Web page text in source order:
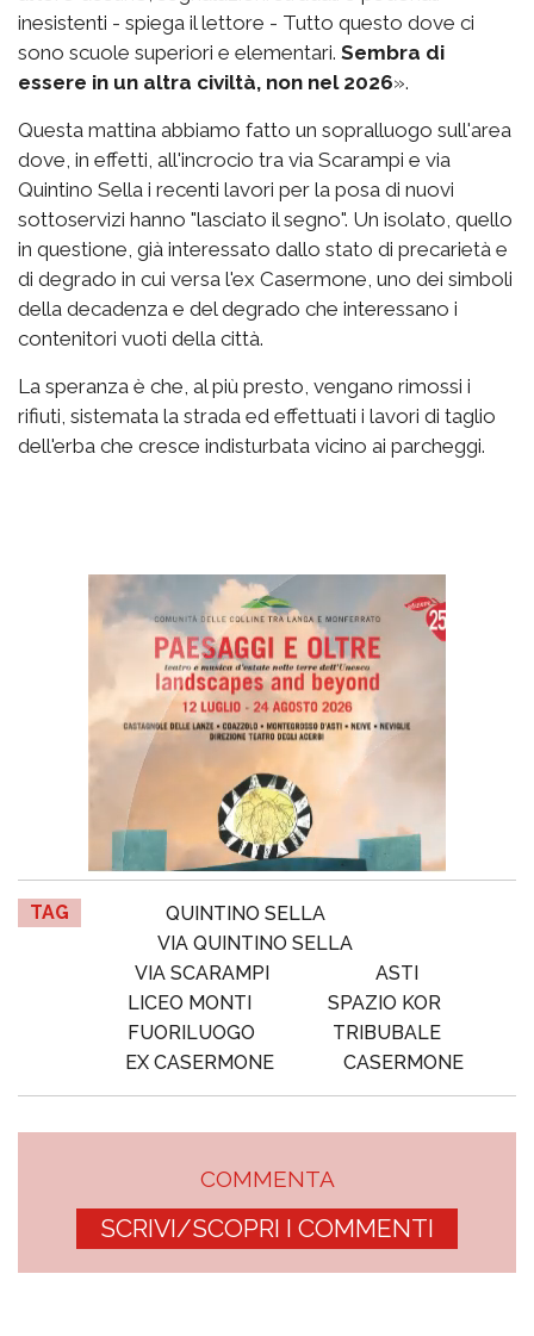
inesistenti - spiega il lettore - Tutto questo dove ci
sono scuole superiori e elementari. Sembra di
essere in un altra civiltà, non nel 2026».
Questa mattina abbiamo fatto un sopralluogo sull'area
dove, in effetti, all'incrocio tra via Scarampi e via
Quintino Sella i recenti lavori per la posa di nuovi
sottoservizi hanno "lasciato il segno". Un isolato, quello
in questione, già interessato dallo stato di precarietà e
di degrado in cui versa l'ex Casermone, uno dei simboli
della decadenza e del degrado che interessano i
contenitori vuoti della città.
La speranza è che, al più presto, vengano rimossi i
rifiuti, sistemata la strada ed effettuati i lavori di taglio
dell'erba che cresce indisturbata vicino ai parcheggi.
TAG
QUINTINO SELLA
VIA QUINTINO SELLA
VIA SCARAMPI
ASTI
LICEO MONTI
SPAZIO KOR
FUORILUOGO
TRIBUBALE
EX CASERMONE
CASERMONE
COMMENTA
SCRIVI/SCOPRI I COMMENTI